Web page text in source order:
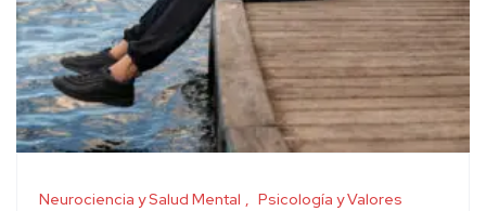
Neurociencia y Salud Mental Psicología y Valores